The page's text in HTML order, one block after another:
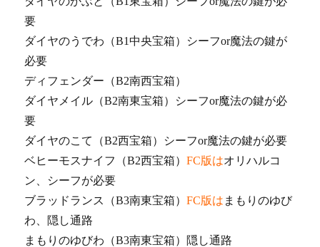
要
ダイヤのうでわ（B1中央宝箱）シーフor魔法の鍵が
必要
ディフェンダー（B2南西宝箱）
ダイヤメイル（B2南東宝箱）シーフor魔法の鍵が必
要
ダイヤのこて（B2西宝箱）シーフor魔法の鍵が必要
ベヒーモスナイフ（B2西宝箱）FC版はオリハルコ
ン、シーフが必要
ブラッドランス（B3南東宝箱）FC版は まもりのゆび
わ、隠し通路
まもりのゆびわ（B3南東宝箱）隠し通路